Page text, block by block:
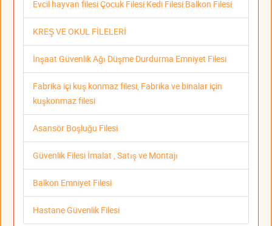
Evcil hayvan filesi Çocuk Filesi Kedi Filesi Balkon Filesi
KREŞ VE OKUL FİLELERİ
İnşaat Güvenlik Ağı Düşme Durdurma Emniyet Filesi
Fabrika içi kuş konmaz filesi, Fabrika ve binalar için
kuşkonmaz filesi
Asansör Boşluğu Filesi
Güvenlik Filesi İmalat , Satış ve Montajı
Balkon Emniyet Filesi
Hastane Güvenlik Filesi